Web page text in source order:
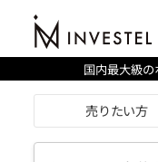
国内最大級の
売りたい方